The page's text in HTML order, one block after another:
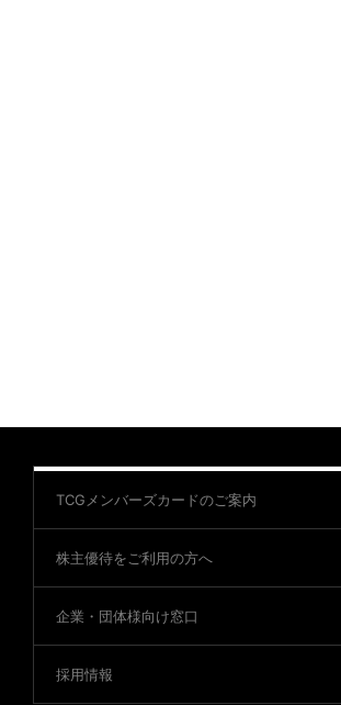
TCGメンバーズカードのご案内
株主優待をご利用の方へ
企業・団体様向け窓口
採用情報